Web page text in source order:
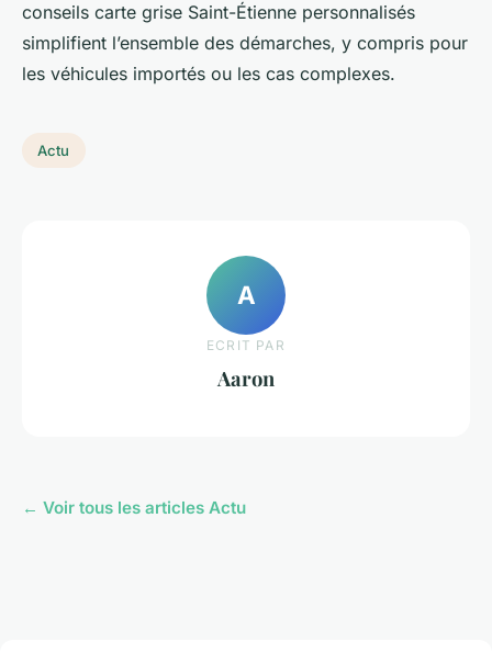
conseils carte grise Saint-Étienne personnalisés
simplifient l’ensemble des démarches, y compris pour
les véhicules importés ou les cas complexes.
Actu
A
ECRIT PAR
Aaron
← Voir tous les articles Actu